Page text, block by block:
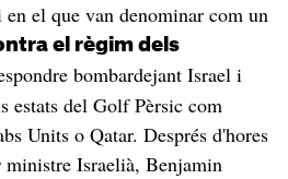
el que van denominar com un
el règim dels
bombardejant Israel i
estats del Golf Pèrsic com
Units o Qatar. Després d'hores
Israelià, Benjamin